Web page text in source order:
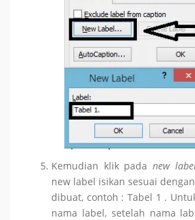
Kemudian klik pada new
new label isikan sesuai
dibuat, contoh : Tabel 1 .
nama label, setelah nama